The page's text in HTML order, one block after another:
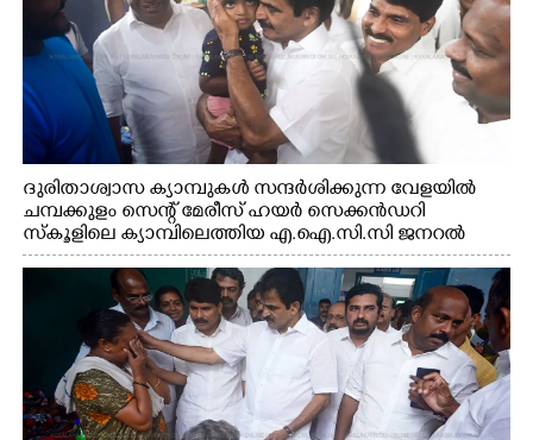
ദുരിതാശ്വാസ ക്യാമ്പുകൾ സന്ദർശിക്കുന്ന വേളയിൽ
ചമ്പക്കുളം സെന്റ് മേരീസ് ഹയർ സെക്കൻഡറി
സ്കൂളിലെ ക്യാമ്പിലെത്തിയ എ.ഐ.സി.സി ജനറൽ
സെക്രട്ടറി കെ.സി വേണുഗോപാൽ എം.പി കുരുന്നിനെ
എടുത്ത് ലാളിച്ചപ്പോൾ. സഹകരണ-എക്സൈസ്
വകുപ്പ് മന്ത്രി എം. ലിജു, കൃഷിവകുപ്പ് മന്ത്രി ടി. സിദ്ദിഖ്,
റെജി ചെറിയാൻ എം. എൽ. എ എന്നിവർ സമീപം